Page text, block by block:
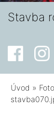
Stavba
Úvod »